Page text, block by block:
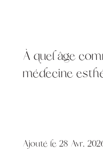
À quel âge
médecine
Ajouté le 28 Avr,